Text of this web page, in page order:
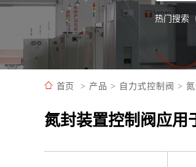
热门搜索
首页 > 产品 > 自力式控制阀 >
氮封装置控制阀应用